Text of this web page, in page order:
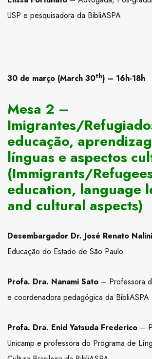
USP e pesquisadora da BibliASPA
30 de março (March 30th) – 16h-18h
Mesa 2 –
Imigrantes/
educação,
línguas e aspectos
(Immigrants/
education, language
and cultural aspects)
Desembargador Dr. José Renato Nalini
Educação do Estado de São Paulo
Profa. Dra. Nanami Sato – Professora
e coordenadora pedagógica da BibliASPA
Profa. Dra. Enid Yatsuda Frederico –
Unicamp e professora do Programa de